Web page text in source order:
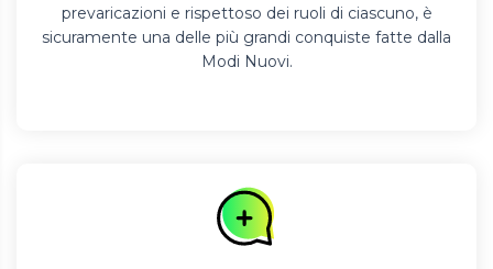
prevaricazioni e rispettoso dei ruoli di ciascuno, è
sicuramente una delle più grandi conquiste fatte dalla
Modi Nuovi.